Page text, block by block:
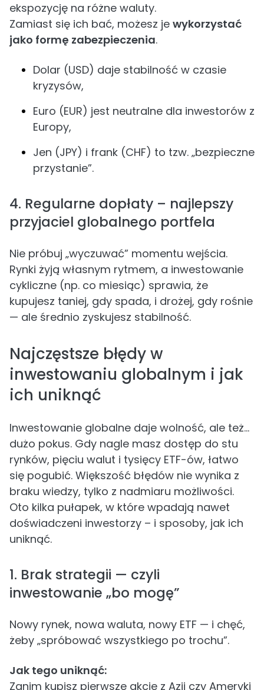
ekspozycję na różne waluty.
Zamiast się ich bać, możesz je wykorzystać
jako formę zabezpieczenia.
Dolar (USD) daje stabilność w czasie
kryzysów,
Euro (EUR) jest neutralne dla inwestorów z
Europy,
Jen (JPY) i frank (CHF) to tzw. „bezpieczne
przystanie”.
4. Regularne dopłaty – najlepszy
przyjaciel globalnego portfela
Nie próbuj „wyczuwać” momentu wejścia.
Rynki żyją własnym rytmem, a inwestowanie
cykliczne (np. co miesiąc) sprawia, że
kupujesz taniej, gdy spada, i drożej, gdy rośnie
— ale średnio zyskujesz stabilność.
Najczęstsze błędy w
inwestowaniu globalnym i jak
ich uniknąć
Inwestowanie globalne daje wolność, ale też…
dużo pokus. Gdy nagle masz dostęp do stu
rynków, pięciu walut i tysięcy ETF-ów, łatwo
się pogubić. Większość błędów nie wynika z
braku wiedzy, tylko z nadmiaru możliwości.
Oto kilka pułapek, w które wpadają nawet
doświadczeni inwestorzy – i sposoby, jak ich
uniknąć.
1. Brak strategii — czyli
inwestowanie „bo mogę”
Nowy rynek, nowa waluta, nowy ETF — i chęć,
żeby „spróbować wszystkiego po trochu”.
Jak tego uniknąć:
Zanim kupisz pierwsze akcje z Azji czy Ameryki